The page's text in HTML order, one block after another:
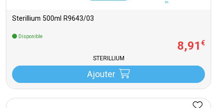
Sterillium 500ml R9643/03
Disponible
8,91€
STERILLIUM
Ajouter